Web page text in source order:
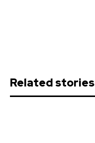
Related stories